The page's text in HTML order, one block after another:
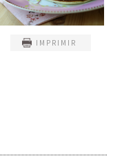
IMPRIMIR